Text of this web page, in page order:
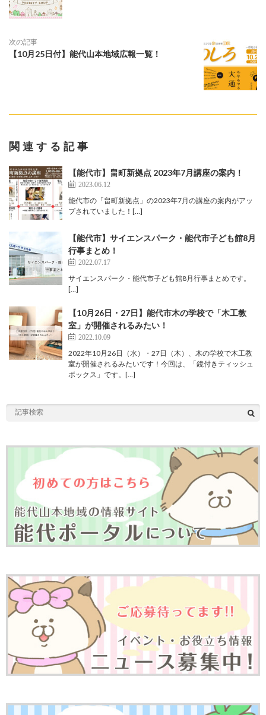
次の記事
【10月25日付】能代山本地域広報一覧！
関連する記事
【能代市】畠町新拠点 2023年7月講座の案内！
2023.06.12
能代市の「畠町新拠点」の2023年7月の講座の案内がアッ
プされていました！[…]
【能代市】サイエンスパーク・能代市子ども館8月
行事まとめ！
2022.07.17
サイエンスパーク・能代市子ども館8月行事まとめです。
[…]
【10月26日・27日】能代市木の学校で「木工教
室」が開催されるみたい！
2022.10.09
2022年10月26日（水）・27日（木）、木の学校で木工教
室が開催されるみたいです！今回は、「鏡付きティッシュ
ボックス」です。[…]